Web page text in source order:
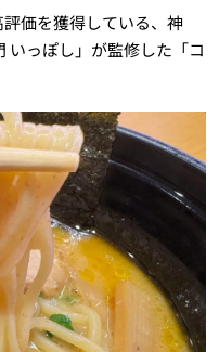
価を獲得している、神
いっぽし」が監修した「コ